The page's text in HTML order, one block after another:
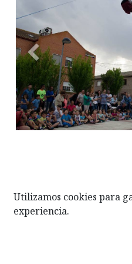
Anterior
Utilizamos cookies para
experiencia.